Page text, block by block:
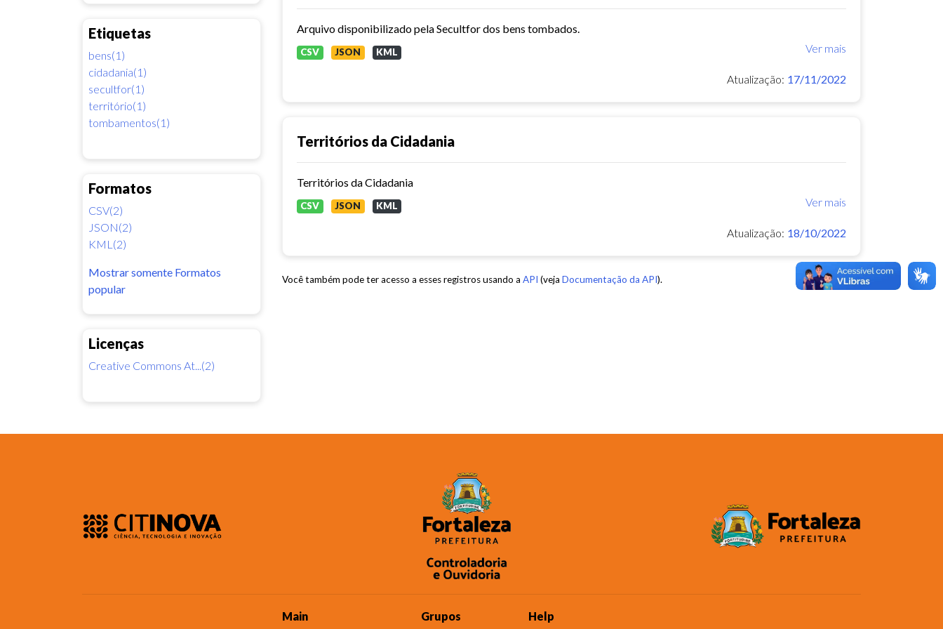
Etiquetas
bens(1)
cidadania(1)
secultfor(1)
território(1)
tombamentos(1)
Formatos
CSV(2)
JSON(2)
KML(2)
Mostrar somente Formatos
popular
Licenças
Creative Commons At...(2)
Arquivo disponibilizado pela Secultfor dos bens tombados.
Ver mais
CSV JSON KML
Atualização: 17/11/2022
Territórios da Cidadania
Territórios da Cidadania
Ver mais
CSV JSON KML
Atualização: 18/10/2022
Você também pode ter acesso a esses registros usando a API (veja Documentação da API).
Main Grupos Help